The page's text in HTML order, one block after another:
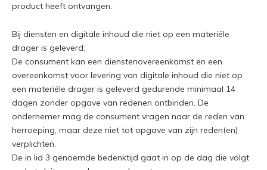
product heeft ontvangen.
Bij diensten en digitale inhoud die niet op een materiële
drager is geleverd:
De consument kan een dienstenovereenkomst en een
overeenkomst voor levering van digitale inhoud die niet op
een materiële drager is geleverd gedurende minimaal 14
dagen zonder opgave van redenen ontbinden. De
ondernemer mag de consument vragen naar de reden van
herroeping, maar deze niet tot opgave van zijn reden(en)
verplichten.
De in lid 3 genoemde bedenktijd gaat in op de dag die volgt